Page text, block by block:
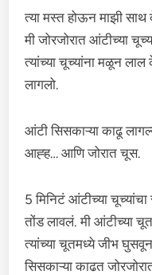
त्या मस्त होऊन माझी साथ
मी जोरजोरात आंटीच्या
त्यांच्या चूच्यांना मळून
लागलो.
आंटी सिसकाऱ्या काढू
आह्ह… आणि जोरात चूस.
5 मिनिटं आंटीच्या
तोंड लावलं. मी आंटीच्या
त्यांच्या चूतमध्ये जीभ
सिसकाऱ्या काढत